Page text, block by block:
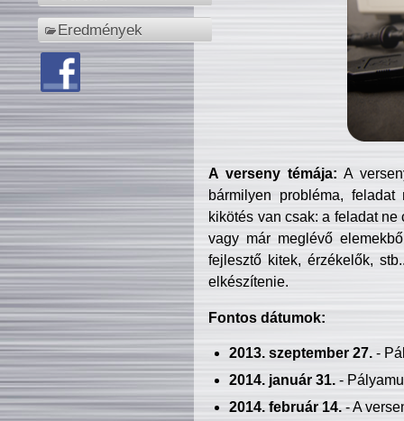
Eredmények
A verseny témája: A
bármilyen probléma, feladat
kikötés van csak: a feladat
vagy már meglévő
fejlesztő kitek, érzékelők,
elkészítenie.
Fontos dátumok:
2013. szeptember 27.-
2014. január 31.-
2014. február 14.- A